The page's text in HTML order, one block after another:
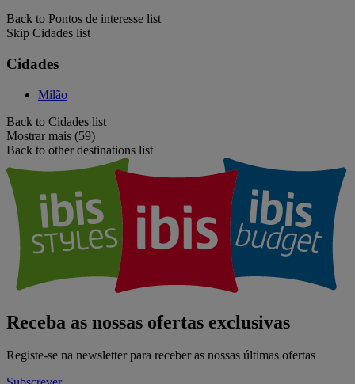
Back to Pontos de interesse list
Skip Cidades list
Cidades
Milão
Back to Cidades list
Mostrar mais (59)
Back to other destinations list
Receba as nossas ofertas exclusivas
Registe-se na newsletter para receber as nossas últimas ofertas